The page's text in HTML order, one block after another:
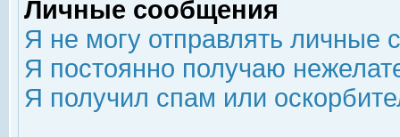
Личные сообщения
Я не могу отправлять личные
Я постоянно получаю
Я получил спам или